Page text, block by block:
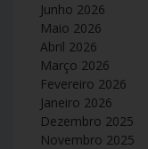
Junho 2026
Maio 2026
Abril 2026
Março 2026
Fevereiro 2026
Janeiro 2026
Dezembro 2025
Novembro 2025